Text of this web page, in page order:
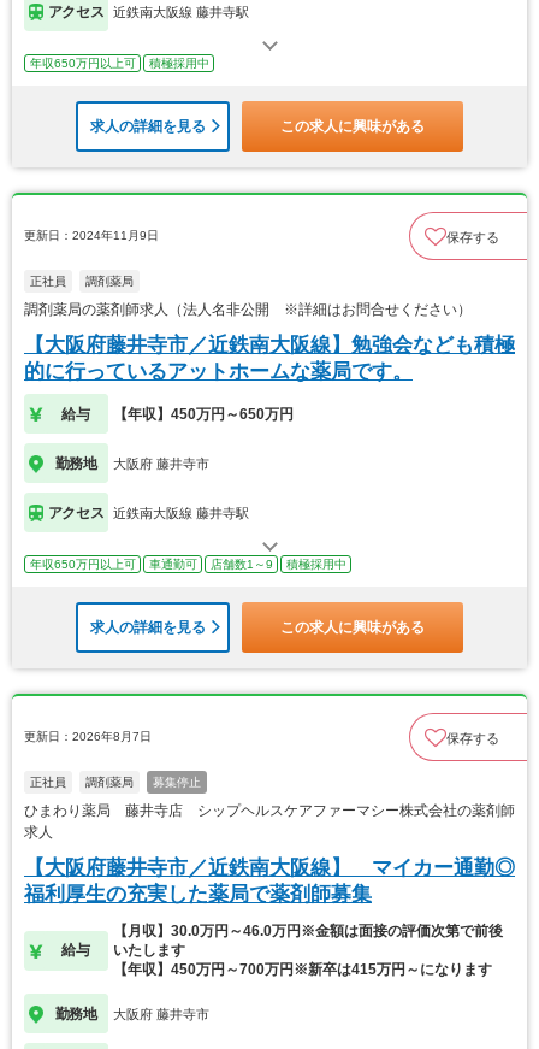
アクセス 近鉄南大阪線 藤井寺駅
年収650万円以上可 積極採用中
求人の詳細を見る この求人に興味がある
更新日：2024年11月9日 保存する
正社員 調剤薬局
調剤薬局の薬剤師求人（法人名非公開 ※詳細はお問合せください）
【大阪府藤井寺市／近鉄南大阪線】勉強会なども積極
的に行っているアットホームな薬局です。
給与 【年収】450万円～650万円
勤務地 大阪府 藤井寺市
アクセス 近鉄南大阪線 藤井寺駅
年収650万円以上可 車通勤可 店舗数1～9 積極採用中
求人の詳細を見る この求人に興味がある
更新日：2026年8月7日 保存する
正社員 調剤薬局 募集停止
ひまわり薬局 藤井寺店 シップヘルスケアファーマシー株式会社の薬剤師
求人
【大阪府藤井寺市／近鉄南大阪線】 マイカー通勤◎
福利厚生の充実した薬局で薬剤師募集
給与
【月収】30.0万円～46.0万円※金額は面接の評価次第で前後
いたします
【年収】450万円～700万円※新卒は415万円～になります
勤務地 大阪府 藤井寺市